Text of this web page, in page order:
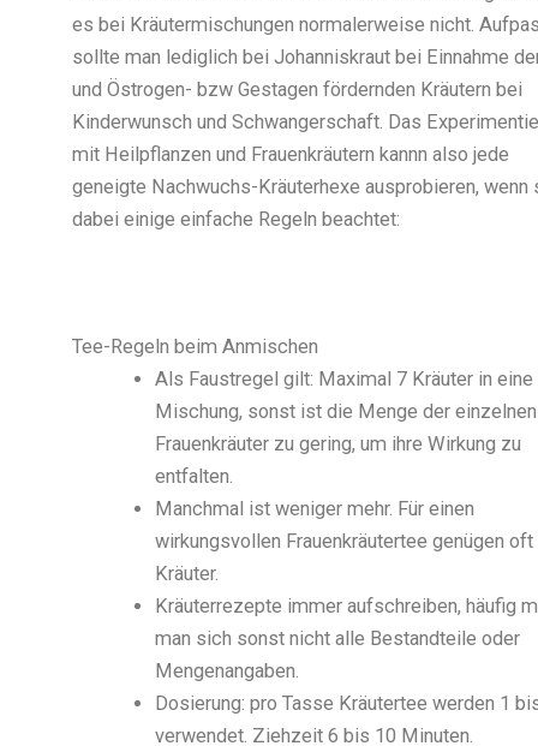
es bei Kräutermischungen normalerweise nicht.
sollte man lediglich bei Johanniskraut bei Einnahme
und Östrogen- bzw Gestagen fördernden Kräutern bei
Kinderwunsch und Schwangerschaft. Das
mit Heilpflanzen und Frauenkräutern kannn also jede
geneigte Nachwuchs-Kräuterhexe ausprobieren, wenn
dabei einige einfache Regeln beachtet:
Tee-Regeln beim Anmischen
Als Faustregel gilt: Maximal 7 Kräuter in eine
Mischung, sonst ist die Menge der einzelnen
Frauenkräuter zu gering, um ihre Wirkung zu
entfalten.
Manchmal ist weniger mehr. Für einen
wirkungsvollen Frauenkräutertee genügen
Kräuter.
Kräuterrezepte immer aufschreiben, häufig
man sich sonst nicht alle Bestandteile oder
Mengenangaben.
Dosierung: pro Tasse Kräutertee werden 1
verwendet. Ziehzeit 6 bis 10 Minuten.